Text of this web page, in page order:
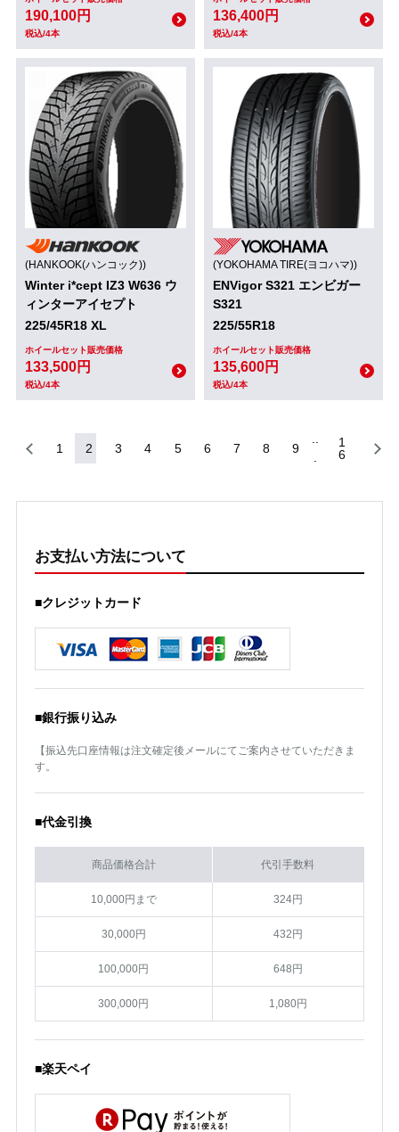
190,100円
税込/4本
136,400円
税込/4本
(HANKOOK(ハンコック))
Winter i*cept IZ3 W636 ウ
ィンターアイセプト
225/45R18 XL
ホイールセット販売価格
133,500円
税込/4本
(YOKOHAMA TIRE(ヨコハマ))
ENVigor S321 エンビガー
S321
225/55R18
ホイールセット販売価格
135,600円
税込/4本
1 2 3 4 5 6 7 8 9
1
6
お支払い方法について
■クレジットカード
■銀行振り込み
【振込先口座情報は注文確定後メールにてご案内させていただきま
す。
■代金引換
商品価格合計 代引手数料
10,000円まで 324円
30,000円 432円
100,000円 648円
300,000円 1,080円
■楽天ペイ